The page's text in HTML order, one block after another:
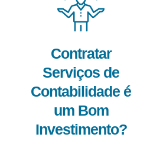
Contratar
Serviços de
Contabilidade é
um Bom
Investimento?